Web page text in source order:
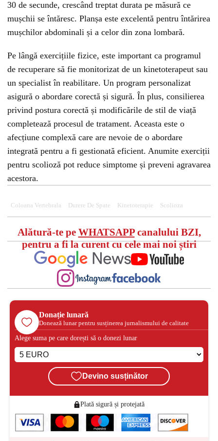
30 de secunde, crescând treptat durata pe măsură ce
mușchii se întăresc. Planșa este excelentă pentru întărirea
mușchilor abdominali și a celor din zona lombară.
Pe lângă exercițiile fizice, este important ca programul
de recuperare să fie monitorizat de un kinetoterapeut sau
un specialist în reabilitare. Un program personalizat
asigură o abordare corectă și sigură. În plus, consilierea
privind postura corectă și modificările de stil de viață
completează procesul de tratament. Aceasta este o
afecțiune complexă care are nevoie de o abordare
integrată pentru a fi gestionată eficient. Anumite exerciții
pentru scolioză pot reduce simptome și preveni agravarea
acestora.
Coloana Vertebrala Durere De Spate Kinetoterapie Scolioza
Alătură-te pe WHATSAPPcanalului BZI,
pentru a fi la curent cu cele mai noi știri
Donație lunară
Donează lunar pentru susținerea jurnalismului de calitate
Alege suma pe care dorești să o donezi lunar
Devino susținător
Plată sigură și protejată